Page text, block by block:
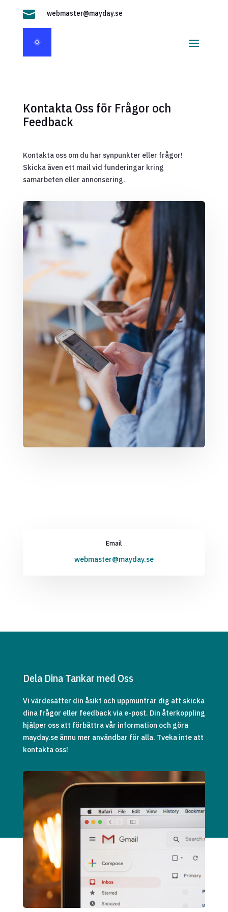
 webmaster@mayday.se
Kontakta Oss för Frågor och
Feedback
Kontakta oss om du har synpunkter eller frågor!
Skicka även ett mail vid funderingar kring
samarbeten eller annonsering.
Email
webmaster@mayday.se
Dela Dina Tankar med Oss
Vi värdesätter din åsikt och uppmuntrar dig att skicka
dina frågor eller feedback via e-post. Din återkoppling
hjälper oss att förbättra vår information och göra
mayday.se ännu mer användbar för alla. Tveka inte att
kontakta oss!